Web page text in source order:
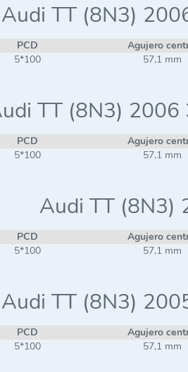
Audi TT (8N3)
PCD Agujero
5*100 57,1 mm
TT (8N3)
PCD Agujero
5*100 57,1 mm
Audi TT (8N3)
PCD Agujero
5*100 57,1 mm
Audi TT (8N3)
PCD Agujero
5*100 57,1 mm